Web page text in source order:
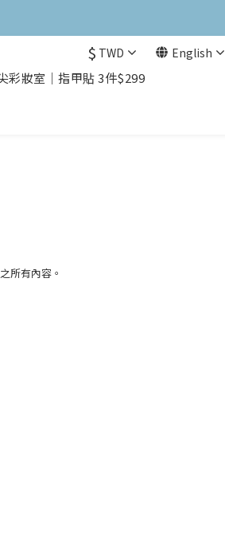
$ TWD English
彩妝室｜指甲貼 3件$299
所有內容。